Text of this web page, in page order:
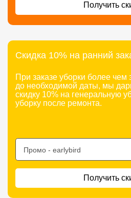
Получить
Скидка 10% на ранний
При заказе уборки более чем
до необходимой даты, мы
скидку 10% на генеральную
уборку после ремонта.
Промо - earlybird
Получить